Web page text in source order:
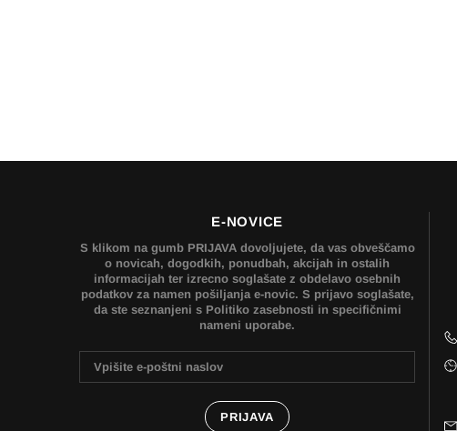
E-NOVICE
S klikom na gumb PRIJAVA dovoljujete, da vas obveščamo
o novicah, dogodkih, ponudbah, akcijah in ostalih
informacijah ter izrecno soglašate z obdelavo osebnih
podatkov za namen pošiljanja e-novic. S prijavo soglašate,
da ste seznanjeni s Politiko zasebnosti in specifičnimi
nameni uporabe.